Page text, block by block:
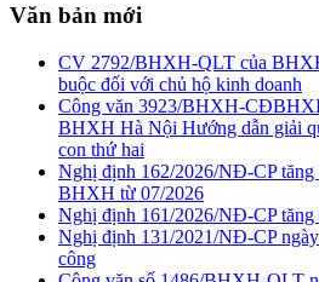
Văn bản mới
CV 2792/BHXH-QLT của
buộc đối với chủ hộ kinh doanh
Công văn 3923/BHXH-
BHXH Hà Nội Hướng dẫn giải
con thứ hai
Nghị định 162/2026/NĐ-CP
BHXH từ 07/2026
Nghị định 161/2026/NĐ-CP
Nghị định 131/2021/NĐ-CP
công